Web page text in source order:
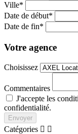
Ville*
Date de début*
Date de fin*
Votre agence
Choisissez
Commentaires
J'accepte les
confidentialité.
Envoyer
Catégories  